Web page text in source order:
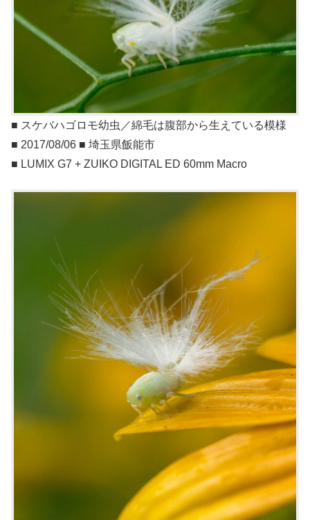
■ スケバハゴロモ幼虫／綿毛は腹部から生えている模様
■ 2017/08/06 ■ 埼玉県飯能市
■ LUMIX G7 + ZUIKO DIGITAL ED 60mm Macro